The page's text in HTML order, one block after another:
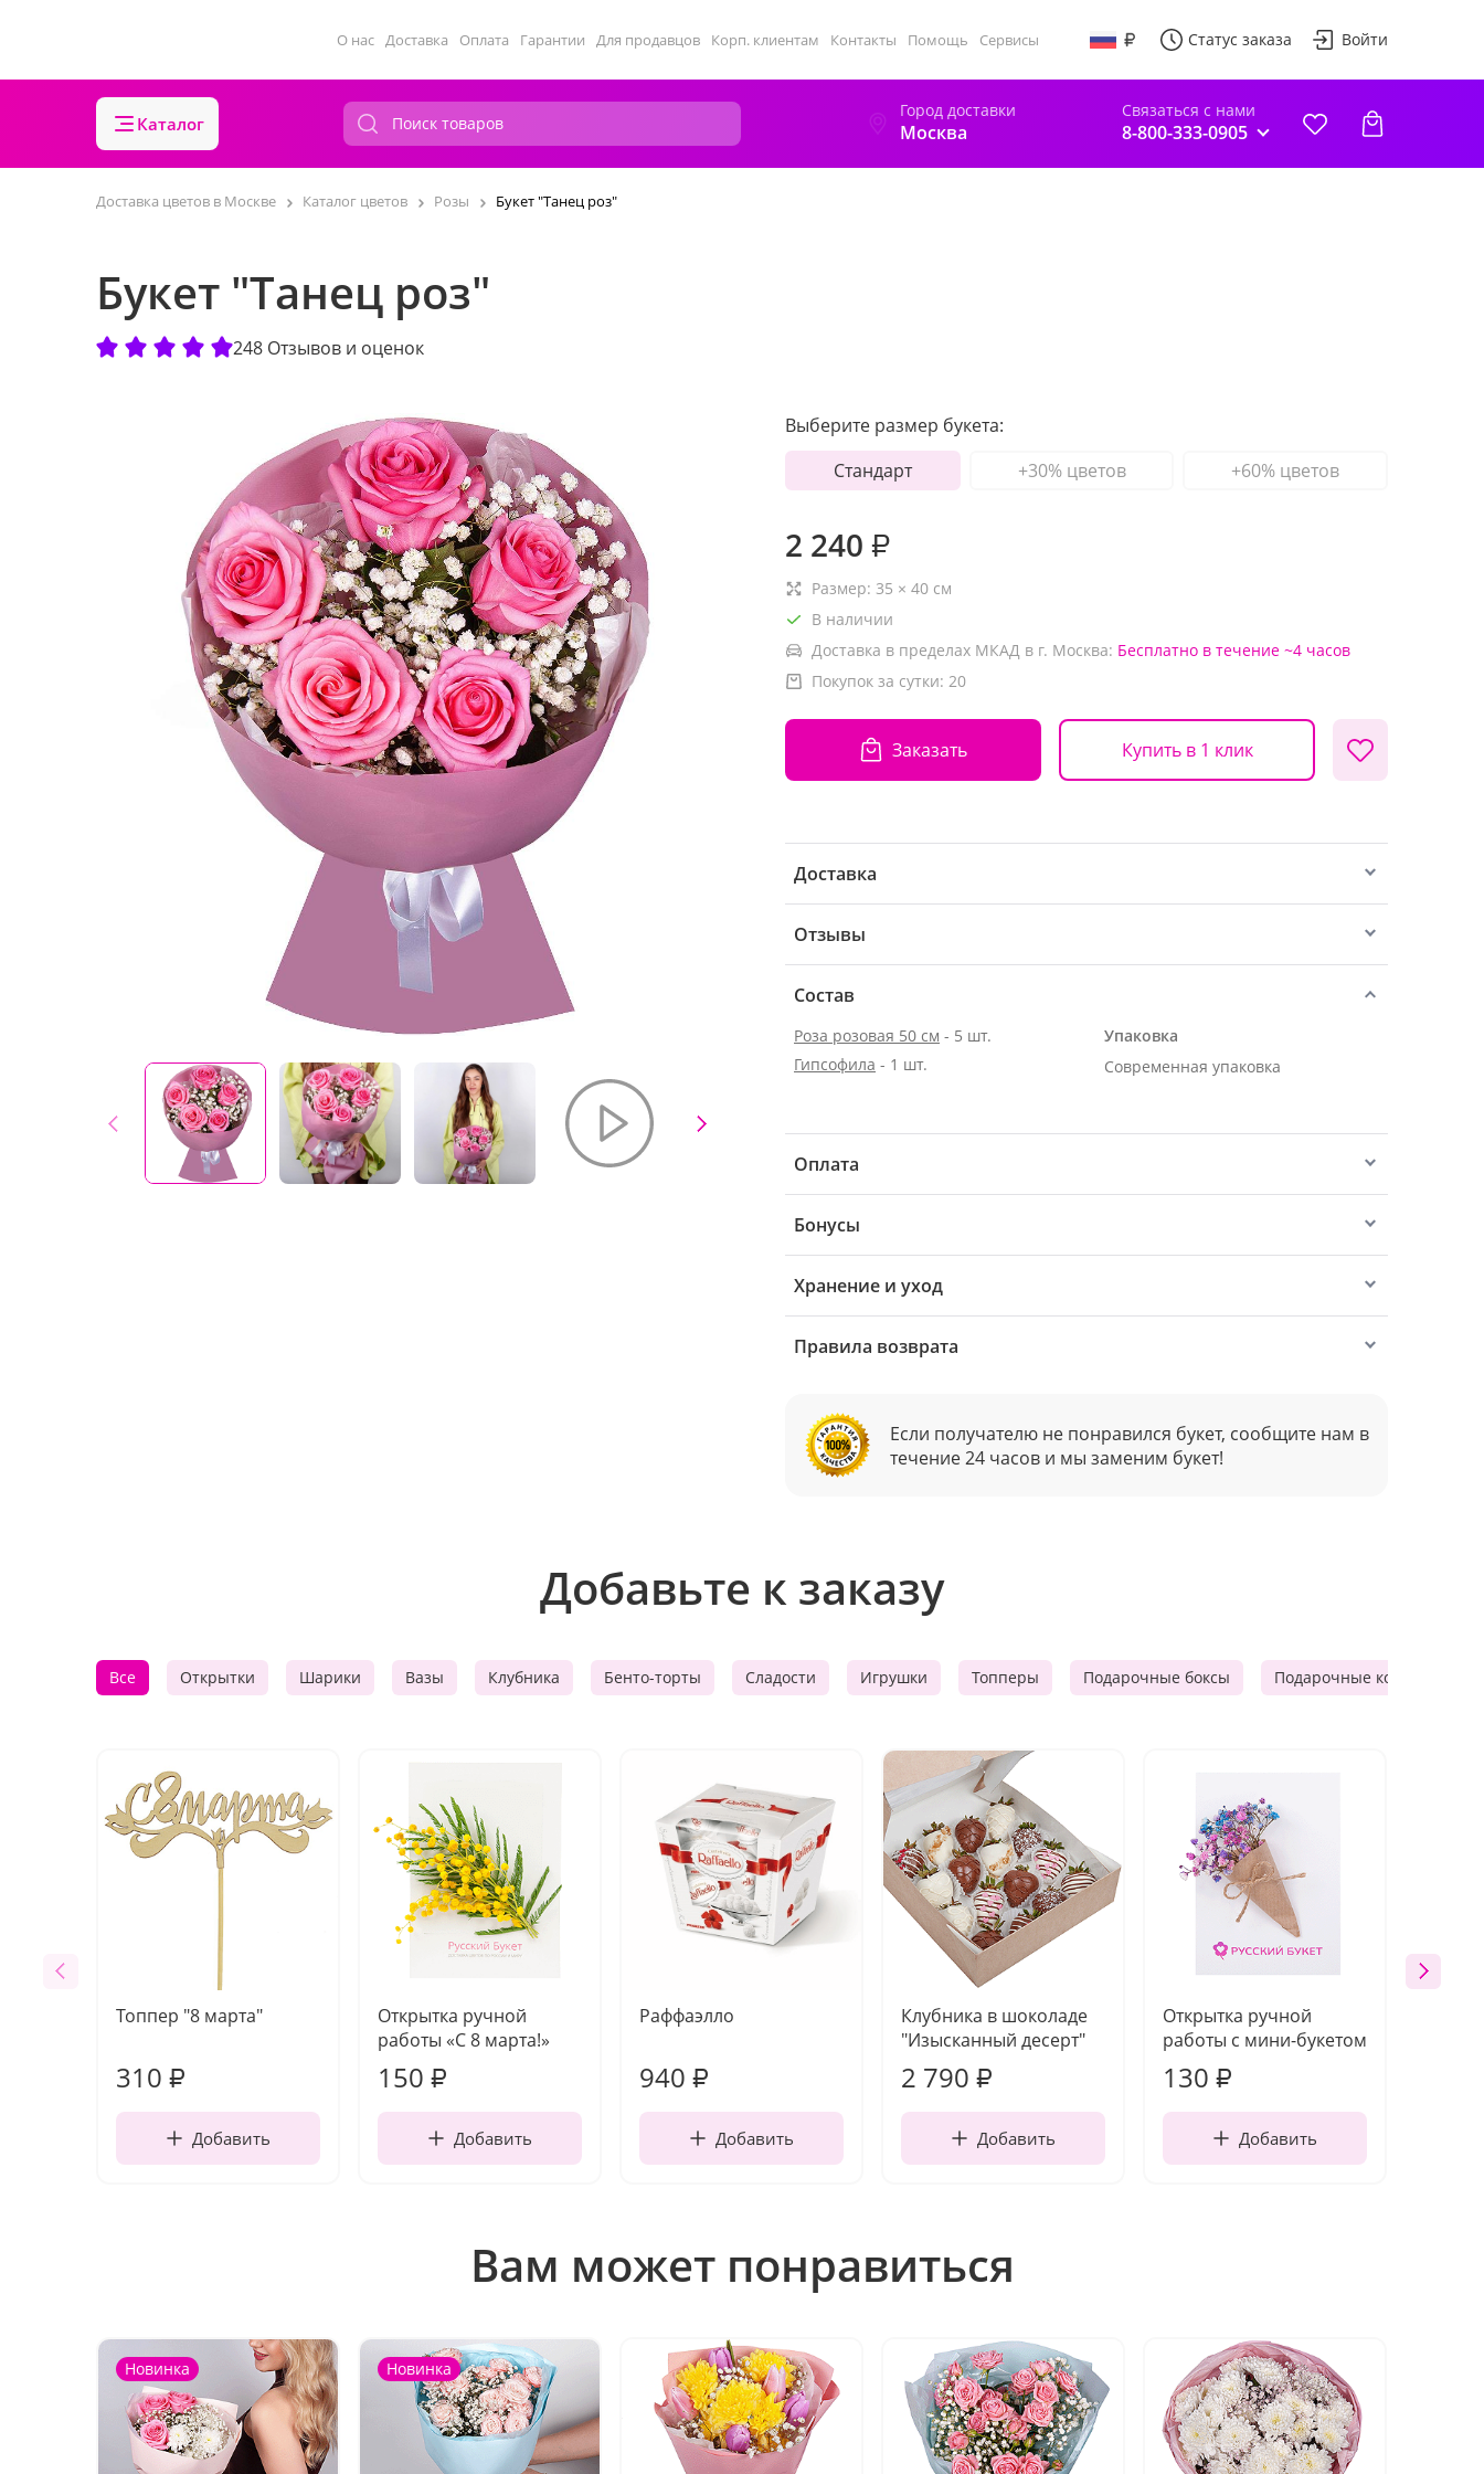
О нас Доставка Оплата Гарантии Для продавцов Корп. клиентам Контакты Помощь Сервисы Статус заказа Войти
Каталог
Город доставки
Москва
Связаться с нами
8-800-333-0905
Доставка цветов в Москве Каталог цветов Розы Букет "Танец роз"
Букет "Танец роз"
248 Отзывов и оценок
Выберите размер букета:
Стандарт
+30% цветов +60% цветов
2 240 ₽
Размер: 35 × 40 см
В наличии
Доставка в пределах МКАД в г. Москва: Бесплатно в течение ~4 часов
Покупок за сутки: 20
Заказать Купить в 1 клик
Доставка
Отзывы
Состав
Роза розовая 50 см - 5 шт.
Гипсофила - 1 шт.
Упаковка
Современная упаковка
Оплата
Бонусы
Хранение и уход
Правила возврата
Если получателю не понравился букет, сообщите нам в
течение 24 часов и мы заменим букет!
Добавьте к заказу
Все Открытки Шарики Вазы Клубника Бенто-торты Сладости Игрушки Топперы Подарочные боксы Подарочные корзины
Топпер "8 марта"
310 ₽
Добавить
Открытка ручной
работы «С 8 марта!»
150 ₽
Добавить
Раффаэлло
940 ₽
Добавить
Клубника в шоколаде
"Изысканный десерт"
2 790 ₽
Добавить
Открытка ручной
работы с мини-букетом
130 ₽
Добавить
Вам может понравиться
Новинка Новинка